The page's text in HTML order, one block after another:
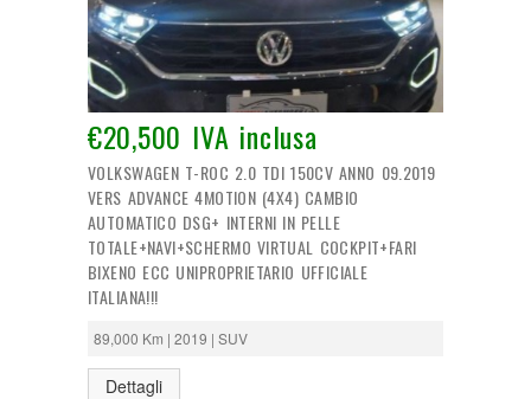
€20,500 IVA inclusa
VOLKSWAGEN T-ROC 2.0 TDI 150CV ANNO 09.2019
VERS ADVANCE 4MOTION (4X4) CAMBIO
AUTOMATICO DSG+ INTERNI IN PELLE
TOTALE+NAVI+SCHERMO VIRTUAL COCKPIT+FARI
BIXENO ECC UNIPROPRIETARIO UFFICIALE
ITALIANA!!!
89,000 Km | 2019 | SUV
Dettagli